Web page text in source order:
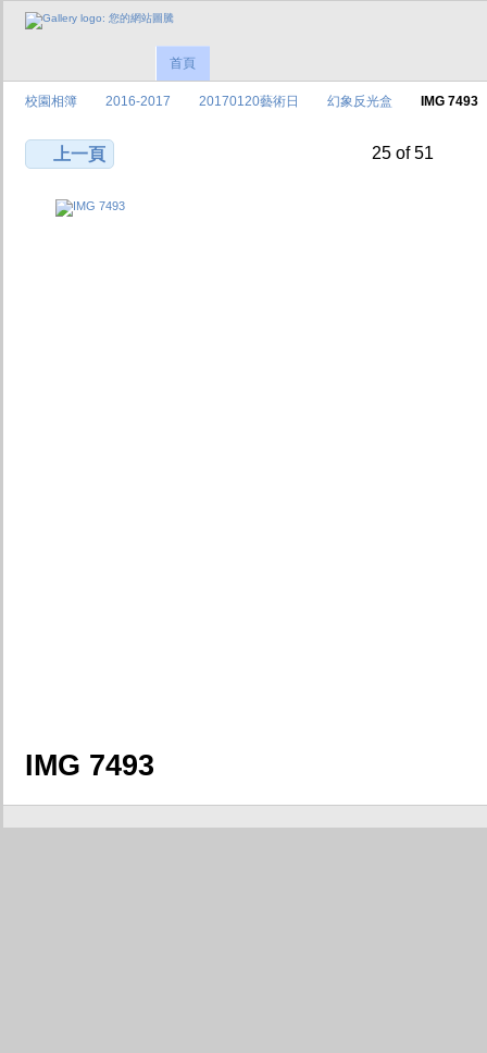
首頁
校園相簿 2016-2017 20170120藝術日 幻象反光盒 IMG 7493
上一頁 25 of 51
IMG 7493